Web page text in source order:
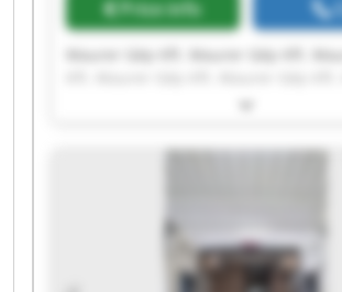
Price info
Gép Kft. Maurer Gép Kft. Maurer Gép
Kft. Maurer Gép Kft. Maurer Gép
Gép Kft. Maurer Gép Kft. Maurer
Maurer Gép Kft. Maurer Gép Kft.
Kft. Maurer Gép Kft.